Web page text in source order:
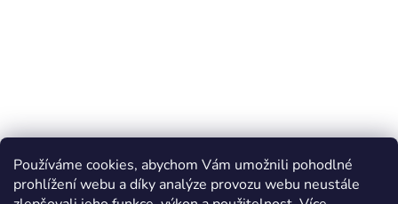
Používáme cookies, abychom Vám umožnili pohodlné
prohlížení webu a díky analýze provozu webu neustále